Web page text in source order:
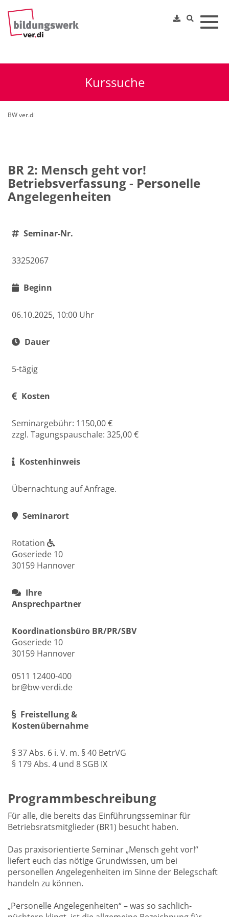
Kurssuche
BW ver.di
BR 2: Mensch geht vor!
Betriebsverfassung - Personelle
Angelegenheiten
Seminar-Nr.
33252067
Beginn
06.10.2025, 10:00 Uhr
Dauer
5-tägig
Kosten
Seminargebühr: 1150,00 €
zzgl. Tagungspauschale: 325,00 €
Kostenhinweis
Übernachtung auf Anfrage.
Seminarort
Rotation
Goseriede 10
30159 Hannover
Ihre
Ansprechpartner
Koordinationsbüro BR/PR/SBV
Goseriede 10
30159 Hannover
0511 12400-400
br@bw-verdi.de
Freistellung &
Kostenübernahme
§ 37 Abs. 6 i. V. m. § 40 BetrVG
§ 179 Abs. 4 und 8 SGB IX
Programmbeschreibung
Für alle, die bereits das Einführungsseminar für
Betriebsratsmitglieder (BR1) besucht haben.
Das praxisorientierte Seminar „Mensch geht vor!“
liefert euch das nötige Grundwissen, um bei
personellen Angelegenheiten im Sinne der Belegschaft
handeln zu können.
„Personelle Angelegenheiten“ – was so sachlich-